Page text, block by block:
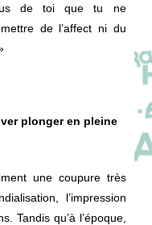
de toi que tu ne
de l’affect ni du
plonger en pleine
une coupure très
l’impression
Tandis qu’à l’époque,